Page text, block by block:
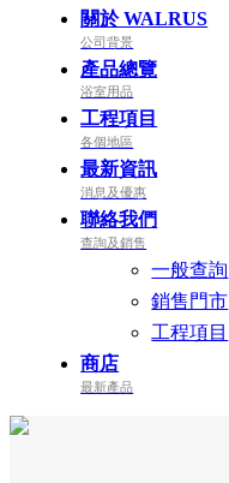
關於 WALRUS
公司背景
產品總覽
浴室用品
工程項目
各個地區
最新資訊
消息及優惠
聯絡我們
查詢及銷售
一般查詢
銷售門市
工程項目
商店
最新產品